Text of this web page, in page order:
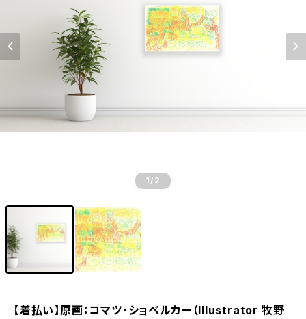
1 /2
【着払い】原画：コマツ・ショベルカー（Illustrator 牧野